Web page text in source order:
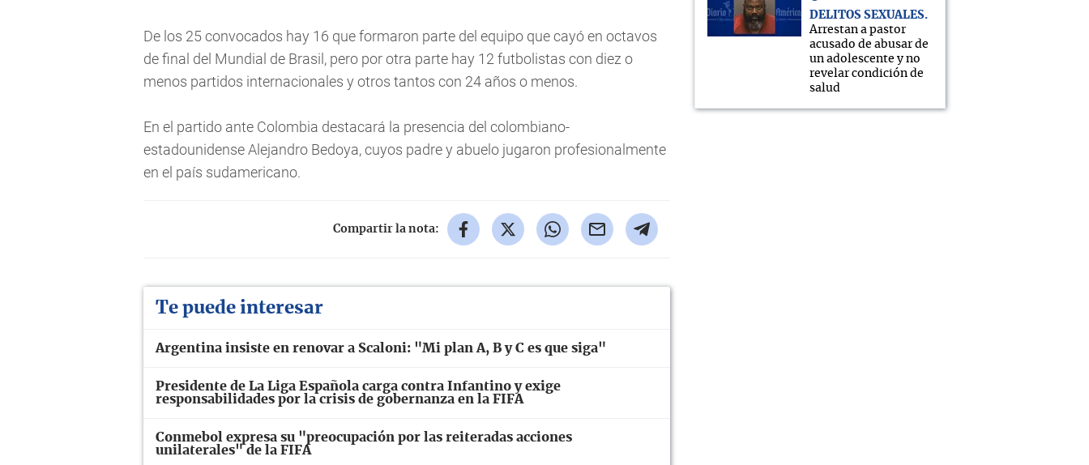
De los 25 convocados hay 16 que formaron parte del equipo que cayó en octavos
de final del Mundial de Brasil, pero por otra parte hay 12 futbolistas con diez o
menos partidos internacionales y otros tantos con 24 años o menos.
En el partido ante Colombia destacará la presencia del colombiano-
estadounidense Alejandro Bedoya, cuyos padre y abuelo jugaron profesionalmente
en el país sudamericano.
Compartir la nota:
Te puede interesar
Argentina insiste en renovar a Scaloni: "Mi plan A, B y C es que siga"
Presidente de La Liga Española carga contra Infantino y exige
responsabilidades por la crisis de gobernanza en la FIFA
Conmebol expresa su "preocupación por las reiteradas acciones
unilaterales" de la FIFA
DELITOS SEXUALES
Arrestan a pastor
acusado de abusar de
un adolescente y no
revelar condición de
salud